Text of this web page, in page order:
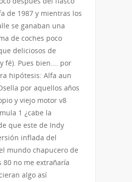
de 1987 y mientras los
se ganaban una
de coches poco
deliciosos de
fé). Pues bien…. por
hipótesis: Alfa aun
por aquellos años
y viejo motor v8
1 ¿cabe la
que este de Indy
inflada del
mundo chapucero de
80 no me extrañaría
algo así